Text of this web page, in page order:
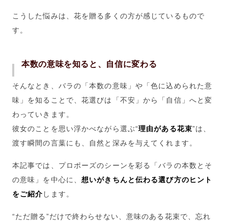
こうした悩みは、花を贈る多くの方が感じているもので
す。
本数の意味を知ると、自信に変わる
そんなとき、バラの「本数の意味」や「色に込められた意
味」を知ることで、花選びは「不安」から「自信」へと変
わっていきます。
彼女のことを思い浮かべながら選ぶ“理由がある花束”は、
渡す瞬間の言葉にも、自然と深みを与えてくれます。
本記事では、プロポーズのシーンを彩る「バラの本数とそ
の意味」を中心に、想いがきちんと伝わる選び方のヒント
をご紹介 します。
“ただ贈る”だけで終わらせない、意味のある花束で、忘れ